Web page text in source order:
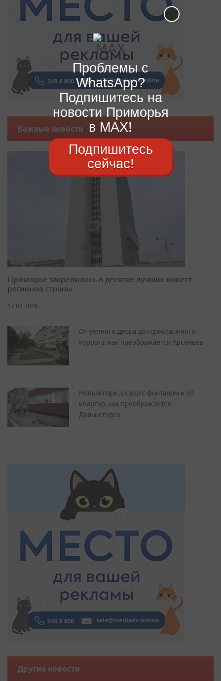
Важные новости
Приморье закрепилось в десятке лучших инвест-
регионов страны
17.07.2026
От уютного двора до горнолыжного
курорта: как преображается Арсеньев
Новый парк, сквер с фонтаном и 50
квартир: как преображается
Дальнегорск
Другие новости
Проблемы с
WhatsApp?
Подпишитесь на
новости Приморья
в MAX!
Подпишитесь
сейчас!